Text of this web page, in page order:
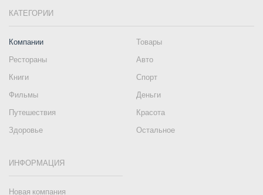
КАТЕГОРИИ
Компании
Товары
Рестораны
Авто
Книги
Спорт
Фильмы
Деньги
Путешествия
Красота
Здоровье
Остальное
ИНФОРМАЦИЯ
Новая компания